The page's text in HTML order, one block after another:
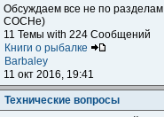
Обсуждаем все не по разделам
СОСНе)
11 Темы with 224 Сообщений
Книги о рыбалке
Barbaley
11 окт 2016, 19:41
Технические вопросы